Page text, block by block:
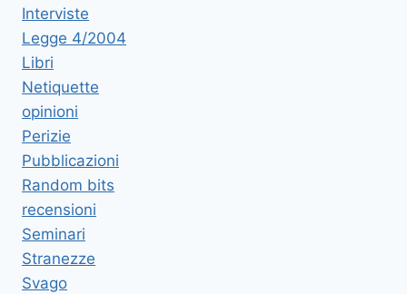
Interviste
Legge 4/2004
Libri
Netiquette
opinioni
Perizie
Pubblicazioni
Random bits
recensioni
Seminari
Stranezze
Svago